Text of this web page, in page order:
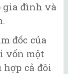
gia đình và
đốc của
vốn một
cả đôi